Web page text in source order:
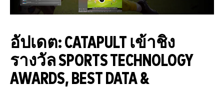
อัปเดต: CATAPULT เข้าชิง
รางวัล SPORTS TECHNOLOGY
AWARDS, BEST DATA &